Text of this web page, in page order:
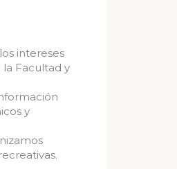
intereses
Facultad y
y